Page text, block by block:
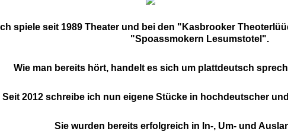
spiele seit 1989 Theater und bei den "Kasbrooker
"Spoassmokern Lesumstotel".
Wie man bereits hört, handelt es sich um plattdeutsch
Seit 2012 schreibe ich nun eigene Stücke in hochdeutscher
Sie wurden bereits erfolgreich in In-, Um- und